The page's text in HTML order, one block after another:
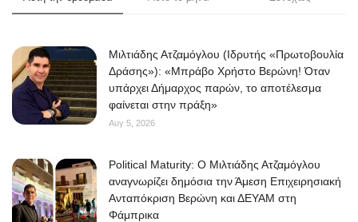
Μιλτιάδης Ατζαμόγλου (Ιδρυτής «Πρωτοβουλία
Δράσης»): «Μπράβο Χρήστο Βερώνη! Όταν
υπάρχει Δήμαρχος παρών, το αποτέλεσμα
φαίνεται στην πράξη»
Αυγ 5, 2026
Political Maturity: Ο Μιλτιάδης Ατζαμόγλου
αναγνωρίζει δημόσια την Άμεση Επιχειρησιακή
Ανταπόκριση Βερώνη και ΔΕΥΑΜ στη
Φάμπρικα